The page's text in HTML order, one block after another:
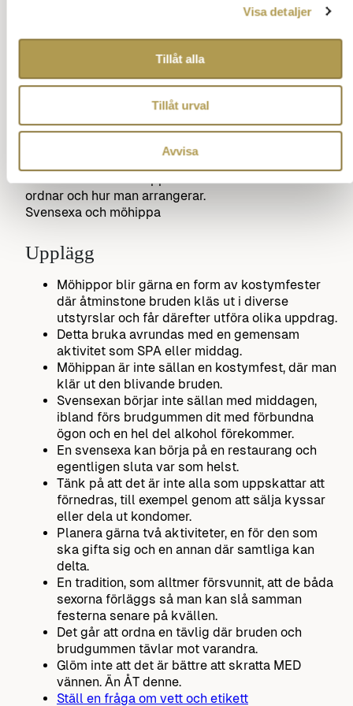
Visa detaljer
Tillåt alla
Tillåt urval
Avvisa
Gärna med inslag av resor, dans, middagar.
Kostnaden delas mellan deltagarna, utom
bruden.
Kostsamt är inte nödvändigt och ibland
Ställ en fråga om vett och etikett
Tillbaka till innehåll
Svensexa och möhippa
Upplägg
Möhippor blir gärna en form av kostymfester
där åtminstone bruden kläs ut i diverse
utstyrslar och får därefter utföra olika uppdrag.
Detta bruka avrundas med en gemensam
aktivitet som SPA eller middag.
Möhippan är inte sällan en kostymfest, där man
klär ut den blivande bruden.
Svensexan börjar inte sällan med middagen,
ibland förs brudgummen dit med förbundna
ögon och en hel del alkohol förekommer.
En svensexa kan börja på en restaurang och
egentligen sluta var som helst.
Tänk på att det är inte alla som uppskattar att
förnedras, till exempel genom att sälja kyssar
eller dela ut kondomer.
Planera gärna två aktiviteter, en för den som
ska gifta sig och en annan där samtliga kan
delta.
En tradition, som alltmer försvunnit, att de båda
sexorna förläggs så man kan slå samman
festerna senare på kvällen.
Det går att ordna en tävlig där bruden och
brudgummen tävlar mot varandra.
Glöm inte att det är bättre att skratta MED
vännen. Än ÅT denne.
Ställ en fråga om vett och etikett